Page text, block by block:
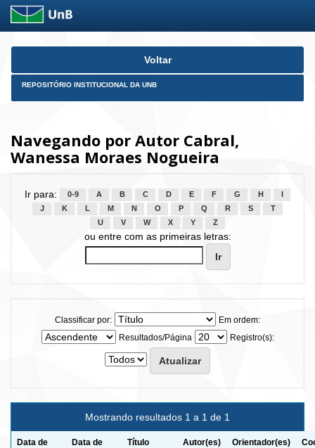
Skip
Voltar
REPOSITÓRIO INSTITUCIONAL DA UNB
Navegando por Autor Cabral,
Wanessa Moraes Nogueira
Ir para: 0-9 A B C D E F G H
J
K L M N O P Q R S
T
U
V W X Y Z
ou entre com as primeiras letras:
Classificar por:
Em ordem:
Resultados/Página
Registro(s):
Mostrando resultados 1 a 1 de 1
Data de
Data de
Título Autor(es) Orientador(es)